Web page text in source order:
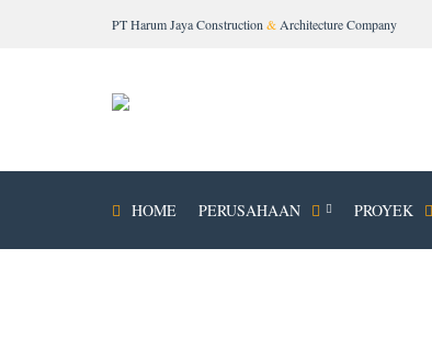
PT Harum Jaya Construction & Architecture Company
HOME PERUSAHAAN PROYEK